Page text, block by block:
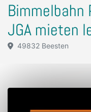
Bimmelbahn
JGA mieten
49832 Beesten